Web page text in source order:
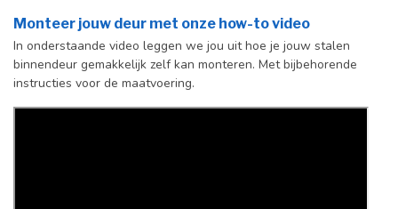
Afdekkap
vloerscharnier
(uitsluitend
taatsdeuren)
Incl. zwart kapje
Monteer jouw deur met onze how-to video
In onderstaande video leggen we jou uit hoe je jouw stalen
binnendeur gemakkelijk zelf kan monteren. Met bijbehorende
instructies voor de maatvoering.